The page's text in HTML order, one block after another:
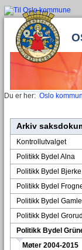
Du er her: Oslo
Arkiv
Kontrollutvalget
Politikk Bydel Alna
Politikk Bydel Bjerke
Politikk Bydel
Politikk Bydel
Politikk Bydel Grorud
Politikk Bydel
Møter 2004-2015